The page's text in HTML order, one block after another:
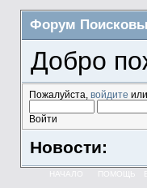
Форум
Добро
Пожалуйста, войдите или
Войти
Новости:
НАЧАЛО ПОМОЩЬ